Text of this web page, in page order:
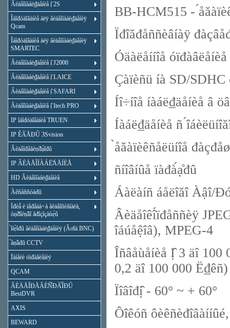
Âèäåîíàáë₫äåíèå ị̂ 2S
Îáîđóäîâàíèå äëÿ âèäåîíàáë₫äåíèÿ
Qcam
Îáîđóäîâàíèå äëÿ âèäåîíàáë₫äåíèÿ
SMARTEC
Âèäåîíàáë₫äåíèå ị̂ J2000
Âèäåîíàáë₫äåíèå ị̂ LAICE
Âèäåîíàáë₫äåíèå ị̂ SAFARI
Âèäåîíàáë₫äåíèå ị̂ Itech PRO
IP îáîđóäîâàíèå TRUEN
IP ÊÀ̀ÅĐÛ 3Svision
Âèäåîđåăèṇ̃đạ̀îđû
IP ÂÈÄÅÎÍÀÁË̃ÄÅÍÈÅ
HD Âèäåîíàáë₫äåíèå
Àêñåññóàđû
Ïđèǻ è ïåđåäà÷à âèäåîñèăíàëà,
óṇ̃đîéṇ̃âî ăđîçîçàùẹ̀û
̀îíẹ̀îđû âèäåîíàáë₫äåíèÿ (Âơîä BNC)
̉åṇ̃åđû CCTV
Ïàíåëè óïđàâëåíèÿ
QCAM
ÂÈÄÅÎĐÅĂÈÑ̉ĐÀ̉ÎĐÛ
BestDVR
AXIS
BEWARD
BB-HCM515 -
Ïđîăđåññèâíàÿ
Óäàëåííîå
Çàïèñü íà SD/SDHC
Íî÷íîå íàáë₫äåíèå â
Íàáë₫äåíèå ñ
̀åăàïèêñåëüíîå
ñíîâíûå ïàđà́ạ̊đû
Áàëàíñ áåëîăî Àậî/
Âèäåîêî́ïđåññèÿ
îáúåệîâ), MPEG-4
Îñâåùåíèå Ị̂ 3 äî 100
0,2 äî 100 000 Ë₫êñ)
Ïîâîđị̂ - 60° ~ + 60°
Ôîêóñ